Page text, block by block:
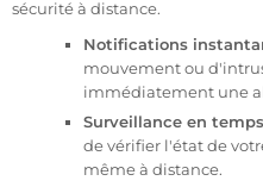
Intégration avec
équipements de
surveillance, des
systèmes domotiques
- Alarme connectée pour
systèmes d'alarme
sécurité à distance.
Notifications
mouvement ou
immédiatement une
Surveillance en
de vérifier l'état de
même à distance.